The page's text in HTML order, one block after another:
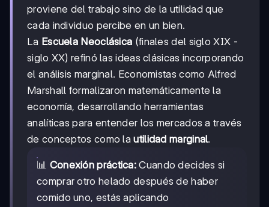
proviene del trabajo sino de la utilidad que
cada individuo percibe en un bien.
La Escuela Neoclásica (finales del siglo XIX -
siglo XX) refinó las ideas clásicas incorporando
el análisis marginal. Economistas como Alfred
Marshall formalizaron matemáticamente la
economía, desarrollando herramientas
analíticas para entender los mercados a través
de conceptos como lautilidad marginal.
📊 Conexión práctica: Cuando decides si
comprar otro helado después de haber
comido uno, estás aplicando